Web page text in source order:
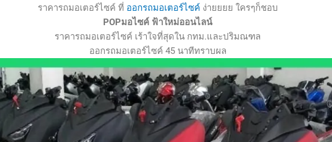
ราคารถมอเตอร์ไซค์ ที่ ออกรถมอเตอร์ไซค์ ง่ายยยย ใครๆก็ชอบ
POPมอไซค์ ฟ้าใหม่ออนไลน์
ราคารถมอเตอร์ไซค์ เร้าใจที่สุดใน กทม.และปริมณฑล
ออกรถมอเตอร์ไซค์ 45 นาทีทราบผล